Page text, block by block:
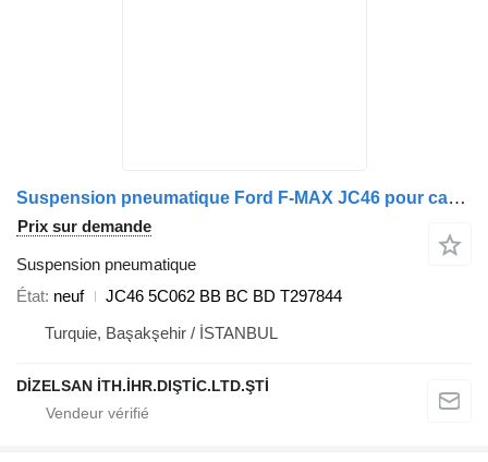
Suspension pneumatique Ford F-MAX JC46 pour camion
Prix sur demande
Suspension pneumatique
État neuf
JC46 5C062 BB BC BD T297844
Turquie, Başakşehir / İSTANBUL
DİZELSAN İTH.İHR.DIŞTİC.LTD.ŞTİ